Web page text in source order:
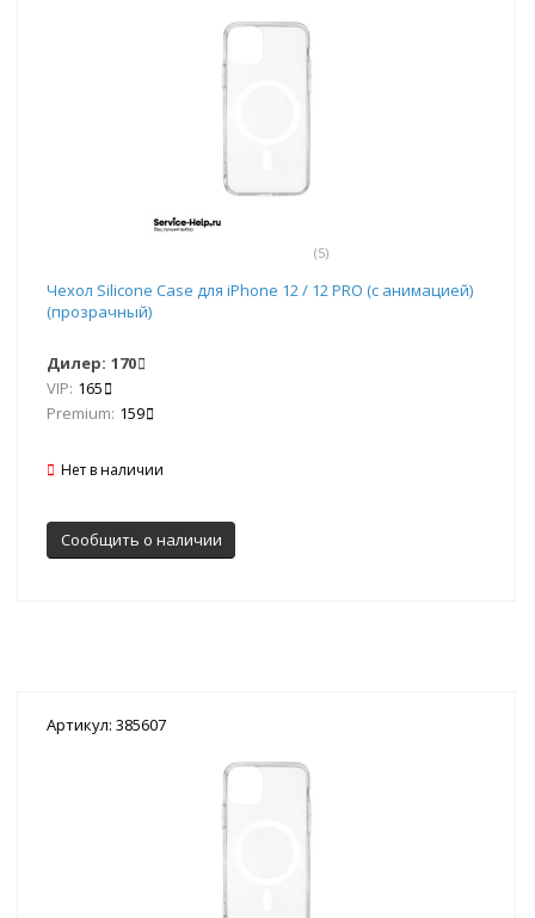
(5)
Чехол Silicone Case для iPhone 12 / 12 PRO (с анимацией)
(прозрачный)
Дилер: 170
VIP: 165
Premium: 159
Нет в наличии
Сообщить о наличии
Артикул: 385607